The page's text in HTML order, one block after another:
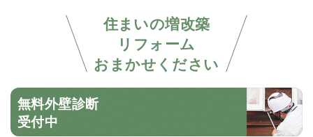
住まいの増改築
リフォーム
おまかせください
無料外壁診断
受付中